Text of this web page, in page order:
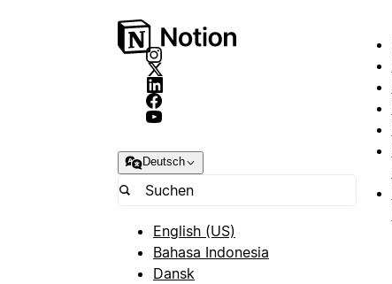
Deutsch
English (US)
Bahasa Indonesia
Dansk